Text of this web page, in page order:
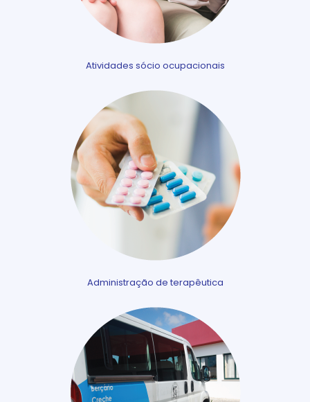
Atividades sócio ocupacionais
Administração de terapêutica